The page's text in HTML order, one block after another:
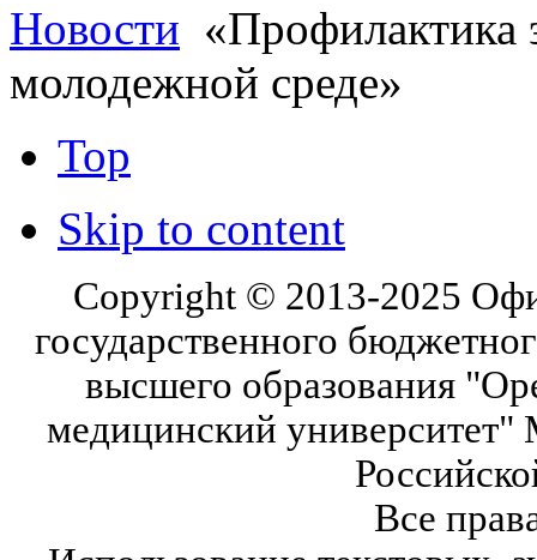
Новости «Профилактика
молодежной среде»
Top
Skip to content
Copyright © 2013-2025
государственного
высшего образования
медицинский университет"
Все